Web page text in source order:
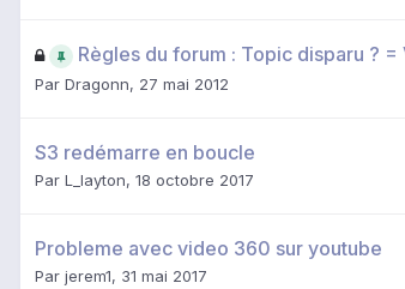
Règles du forum : Topic disparu ? =
Par Dragonn, 27 mai 2012
S3 redémarre en boucle
Par L_layton, 18 octobre 2017
Probleme avec video 360 sur youtube
Par jerem1, 31 mai 2017